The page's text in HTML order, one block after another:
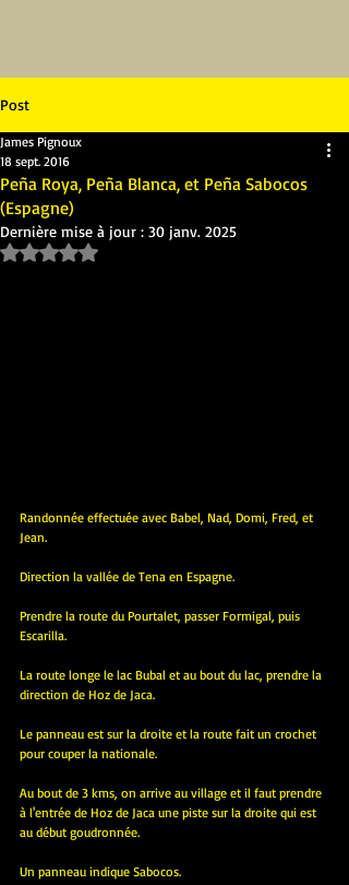
Post
Peña Roya, Peña Blanca, et Peña Sabocos
(Espagne)
James Pignoux
18 sept. 2016
Dernière mise à jour : 30 janv. 2025
Noté NaN étoiles sur 5.
Randonnée effectuée avec Babel, Nad, Domi, Fred, et
Jean.
Direction la vallée de Tena en Espagne.
Prendre la route du Pourtalet, passer Formigal, puis
Escarilla.
La route longe le lac Bubal et au bout du lac, prendre la
direction de Hoz de Jaca.
Le panneau est sur la droite et la route fait un crochet
pour couper la nationale.
Au bout de 3 kms, on arrive au village et il faut prendre
à l'entrée de Hoz de Jaca une piste sur la droite qui est
au début goudronnée.
Un panneau indique Sabocos.